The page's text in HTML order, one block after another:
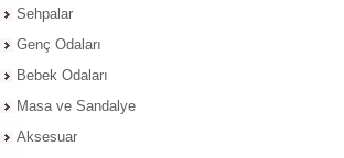
Sehpalar
Genç Odaları
Bebek Odaları
Masa ve Sandalye
Aksesuar